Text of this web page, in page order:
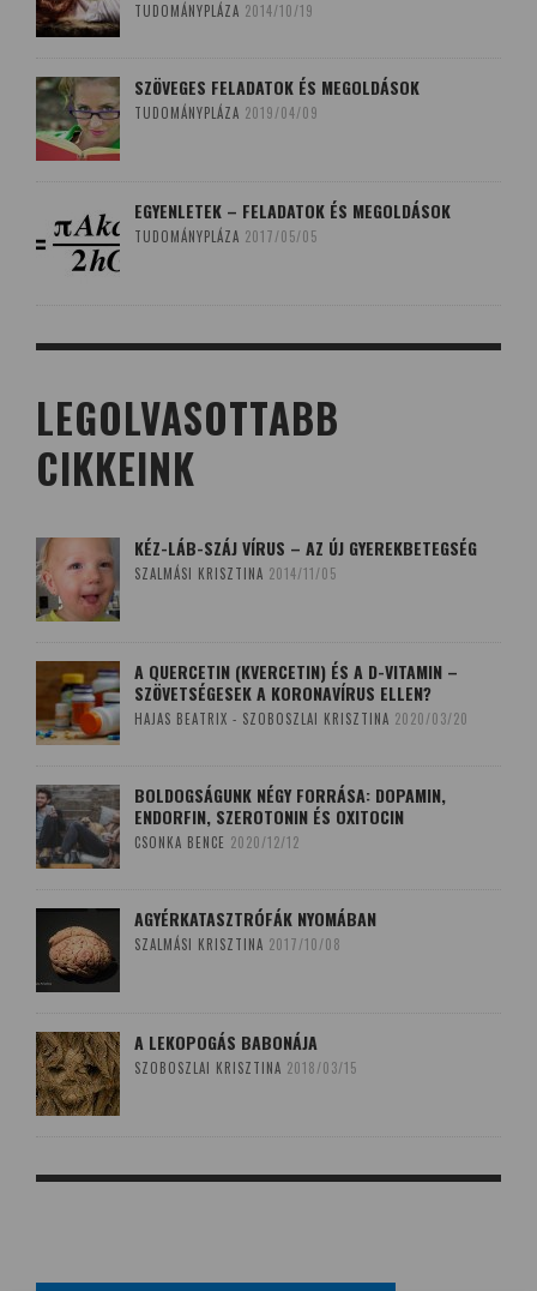
TUDOMÁNYPLÁZA 2014/10/19
SZÖVEGES FELADATOK ÉS MEGOLDÁSOK
TUDOMÁNYPLÁZA 2019/04/09
EGYENLETEK – FELADATOK ÉS MEGOLDÁSOK
TUDOMÁNYPLÁZA 2017/05/05
LEGOLVASOTTABB
CIKKEINK
KÉZ-LÁB-SZÁJ VÍRUS – AZ ÚJ GYEREKBETEGSÉG
SZALMÁSI KRISZTINA 2014/11/05
A QUERCETIN (KVERCETIN) ÉS A D-VITAMIN –
SZÖVETSÉGESEK A KORONAVÍRUS ELLEN?
HAJAS BEATRIX - SZOBOSZLAI KRISZTINA 2020/03/20
BOLDOGSÁGUNK NÉGY FORRÁSA: DOPAMIN,
ENDORFIN, SZEROTONIN ÉS OXITOCIN
CSONKA BENCE 2020/12/12
AGYÉRKATASZTRÓFÁK NYOMÁBAN
SZALMÁSI KRISZTINA 2017/10/08
A LEKOPOGÁS BABONÁJA
SZOBOSZLAI KRISZTINA 2018/03/15